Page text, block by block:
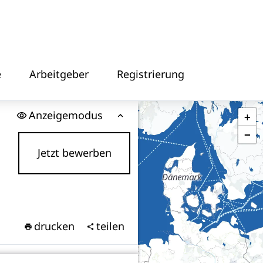
Arbeitgeber Registrierung
Anzeigemodus
Jetzt bewerben
drucken teilen
+
−